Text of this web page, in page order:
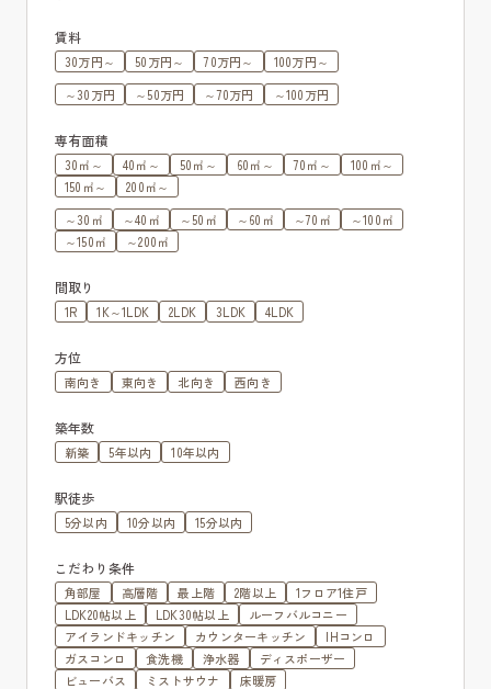
賃料
30万円～ 50万円～ 70万円～
100万円～
～30万円
～50万円 ～70万円 ～100万円
専有面積
30㎡～ 40㎡～ 50㎡～ 60㎡～ 70㎡～
100㎡～
150㎡～
200㎡～
～30㎡
～40㎡ ～50㎡ ～60㎡ ～70㎡
～100㎡
～150㎡
～200㎡
間取り
1R 1K～1LDK 2LDK 3LDK 4LDK
方位
南向き 東向き 北向き 西向き
築年数
新築 5年以内 10年以内
駅徒歩
5分以内 10分以内 15分以内
こだわり条件
角部屋 高層階 最上階 2階以上
1フロア1住戸
LDK20帖以上
LDK30帖以上
ルーフバルコニー
アイランドキッチン
カウンターキッチン
IHコンロ
ガスコンロ
食洗機 浄水器
ディスポーザー
ビューバス
ミストサウナ
床暖房